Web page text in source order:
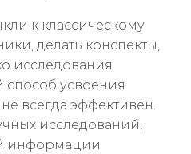
к классическому
делать конспекты,
исследования
способ усвоения
всегда эффективен.
исследований,
информации